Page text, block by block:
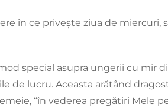
în ce privește ziua de
special asupra ungerii cu mir
de lucru. Aceasta arătând
“în vederea pregătiri Mele